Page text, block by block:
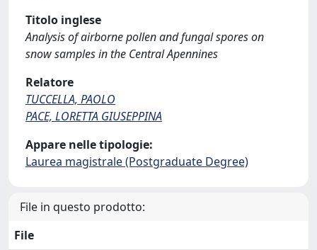
Titolo inglese
Analysis of airborne pollen and fungal spores on
snow samples in the Central Apennines
Relatore
TUCCELLA, PAOLO
PACE, LORETTA GIUSEPPINA
Appare nelle tipologie:
Laurea magistrale (Postgraduate Degree)
File in questo prodotto:
File